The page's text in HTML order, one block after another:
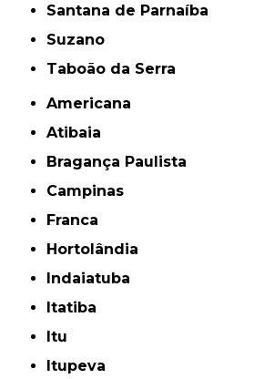
Santana de Parnaíba
Suzano
Taboão da Serra
Americana
Atibaia
Bragança Paulista
Campinas
Franca
Hortolândia
Indaiatuba
Itatiba
Itu
Itupeva